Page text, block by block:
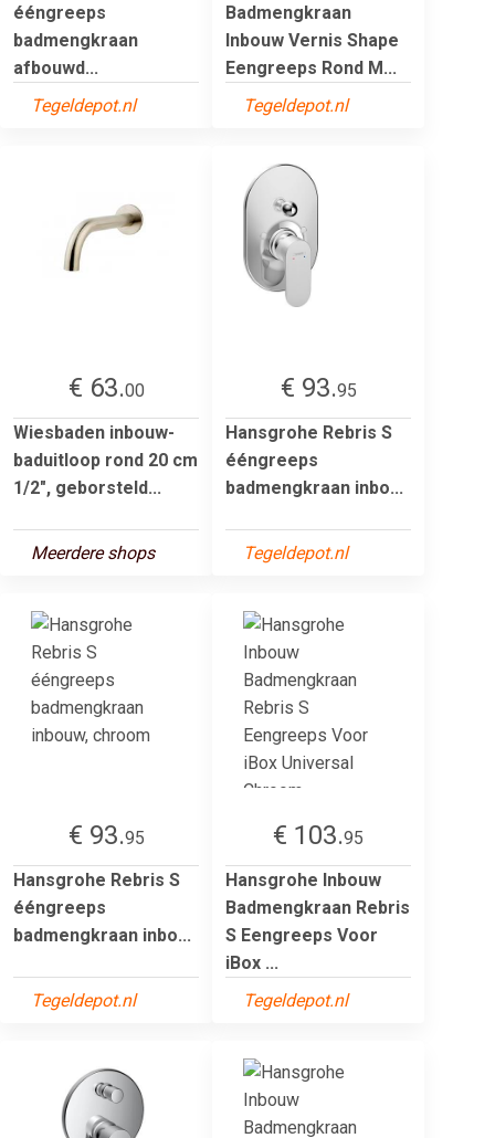
ééngreeps
badmengkraan
afbouwd...
Tegeldepot.nl
Badmengkraan
Inbouw Vernis Shape
Eengreeps Rond M...
Tegeldepot.nl
€ 63.00
Wiesbaden inbouw-
baduitloop rond 20 cm
1/2", geborsteld...
Meerdere shops
€ 93.95
Hansgrohe Rebris S
ééngreeps
badmengkraan inbo...
Tegeldepot.nl
€ 93.95
Hansgrohe Rebris S
ééngreeps
badmengkraan inbo...
Tegeldepot.nl
€ 103.95
Hansgrohe Inbouw
Badmengkraan Rebris
S Eengreeps Voor
iBox ...
Tegeldepot.nl